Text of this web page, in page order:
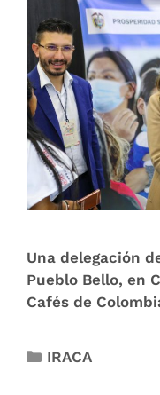
Una delegación
Pueblo Bello, en
Cafés de
IRACA